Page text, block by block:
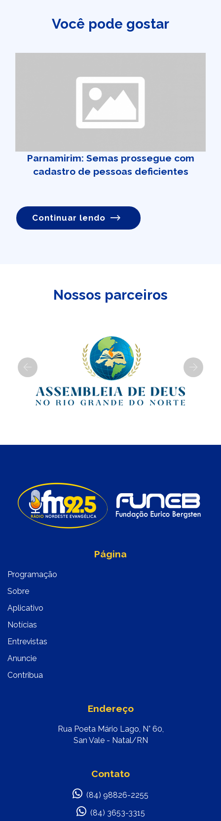
Você pode gostar
Parnamirim: Semas prossegue com
cadastro de pessoas deficientes
Continuar lendo
Nossos parceiros
Previous Next
Página
Programação
Sobre
Aplicativo
Notícias
Entrevistas
Anuncie
Contribua
Endereço
Rua Poeta Mário Lago, N° 60,
San Vale - Natal/RN
Contato
(84) 98826-2255
(84) 3653-3315